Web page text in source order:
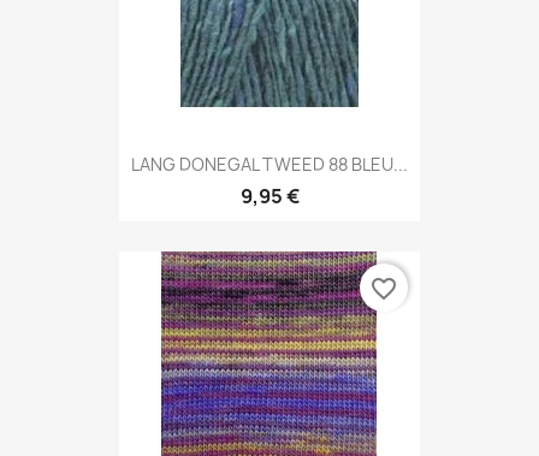
LANG DONEGAL TWEED 88 BLEU...
9,95 €
favorite_border